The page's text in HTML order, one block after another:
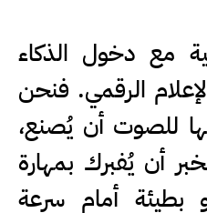
مع دخول الذكاء
الرقمي. فنحن
للصوت أن يُصنع،
أن يُفبرك بمهارة
بطيئة أمام سرعة